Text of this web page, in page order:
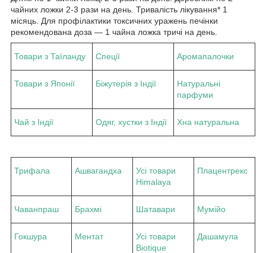
чайних ложки 2-3 рази на день. Тривалість лікування* 1
місяць. Для профілактики токсичних уражень печінки
рекомендована доза — 1 чайна ложка тричі на день.
Товари з Таїланду Спеції Аромапалочки
Товари з Японії Біжутерія з Індії
Натуральні
парфуми
Чай з Індії Одяг, хустки з Індії Хна натуральна
Трифала Ашвагандха
Усі товари
Himalaya
Плацентрекс
Чаванпраш Брахмі Шатавари Мумійо
Гокшура Ментат
Усі товари
Biotique
Дашамула